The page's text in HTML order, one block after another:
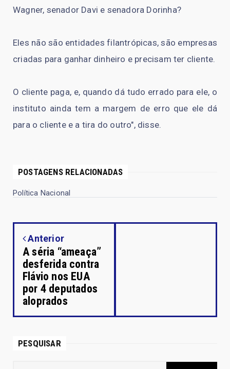
Wagner, senador Davi e senadora Dorinha?
Eles não são entidades filantrópicas, são empresas
criadas para ganhar dinheiro e precisam ter cliente.
O cliente paga, e, quando dá tudo errado para ele, o
instituto ainda tem a margem de erro que ele dá
para o cliente e a tira do outro", disse.
POSTAGENS RELACIONADAS
Política Nacional
Anterior
A séria “ameaça”
desferida contra
Flávio nos EUA
por 4 deputados
aloprados
PESQUISAR